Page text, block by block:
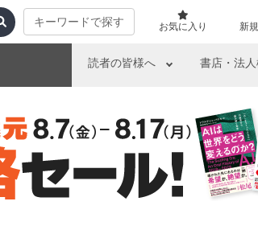
キーワードで探す お気に入り 新
読者の皆様へ 書店・法